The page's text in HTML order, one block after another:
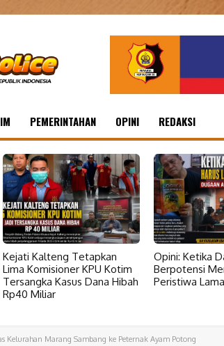
PEMERINTAHAN OPINI REDAKSI
Kejati Kalteng Tetapkan
Lima Komisioner KPU Kotim
Tersangka Kasus Dana Hibah
Rp40 Miliar
Opini: Ketika
Berpotensi
Peristiwa Lama
Kelurahan Marang Sambang ke Peternak Ayam Potong